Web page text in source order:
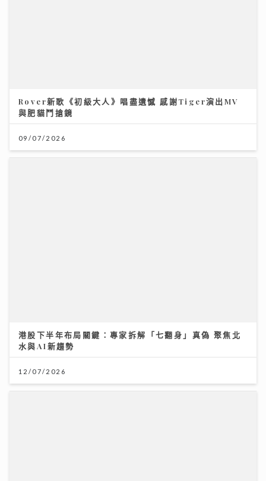
Rover新歌《初級大人》唱盡遺憾 感謝Tiger演出MV
與肥貓鬥搶鏡
09/07/2026
港股下半年布局關鍵：專家拆解「七翻身」真偽 聚焦北
水與AI新趨勢
12/07/2026